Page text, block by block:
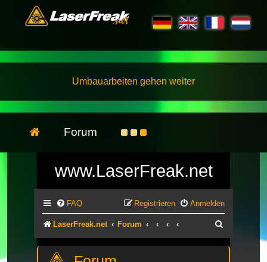
Umbauarbeiten gehen weiter
Forum
www.LaserFreak.net
FAQ Anmelden
Registrieren
LaserFreak.net Forum